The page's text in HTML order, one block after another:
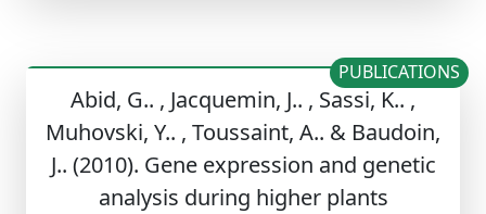
Abid, G.. , Jacquemin, J.. , Sassi, K.. ,
Muhovski, Y.. , Toussaint, A.. & Baudoin,
J.. (2010). Gene expression and genetic
analysis during higher plants
PUBLICATIONS